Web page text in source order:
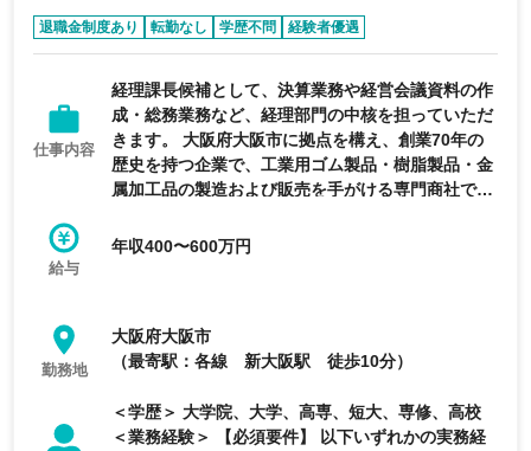
退職金制度あり 転勤なし 学歴不問
経験者優遇
落ち着いている雰囲気
仕事内容
経理課長候補として、決算業務や経営会議資料の作
成・総務業務など、経理部門の中核を担っていただ
きます。 大阪府大阪市に拠点を構え、創業70年の
歴史を持つ企業で、工業用ゴム製品・樹脂製品・金
属加工品の製造および販売を手がける専門商社で
みとしており、長年にわたり安定した経営基盤を築
給与
年収400〜600万円
勤務地
大阪府大阪市
（最寄駅：各線 新大阪駅 徒歩10分）
＜学歴＞ 大学院、大学、高専、短大、専修、高校
＜業務経験＞ 【必須要件】 以下いずれかの実務経